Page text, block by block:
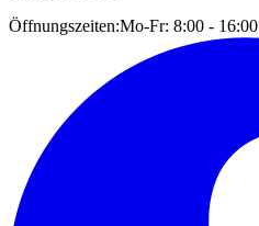
Öffnungszeiten:Mo-Fr: 8:00 - 16:00